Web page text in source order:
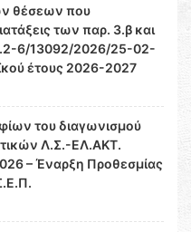
θέσεων που
των παρ. 3.β και
6/13092/2026/25-02-
έτους 2026-2027
του διαγωνισμού
Λ.Σ.-ΕΛ.ΑΚΤ.
– Έναρξη Προθεσμίας